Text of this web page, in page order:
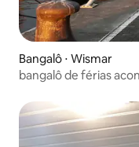
Bangalô ⋅ Wismar
bangalô de férias